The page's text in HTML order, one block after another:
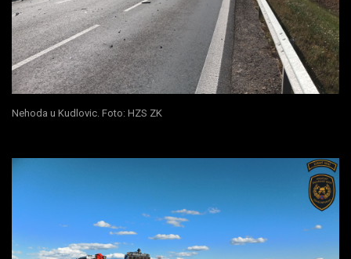
Nehoda u Kudlovic. Foto: HZS ZK